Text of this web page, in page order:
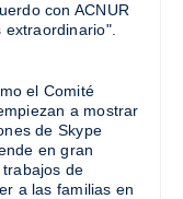
con ACNUR
el Comité
a mostrar
de Skype
en gran
de
a las familias en